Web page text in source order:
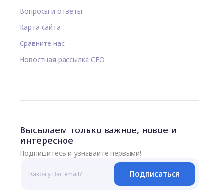
Вопросы и ответы
Карта сайта
Сравните нас
Новостная рассылка CEO
Высылаем только важное, новое и
интересное
Подпишитесь и узнавайте первыми!
Подписаться